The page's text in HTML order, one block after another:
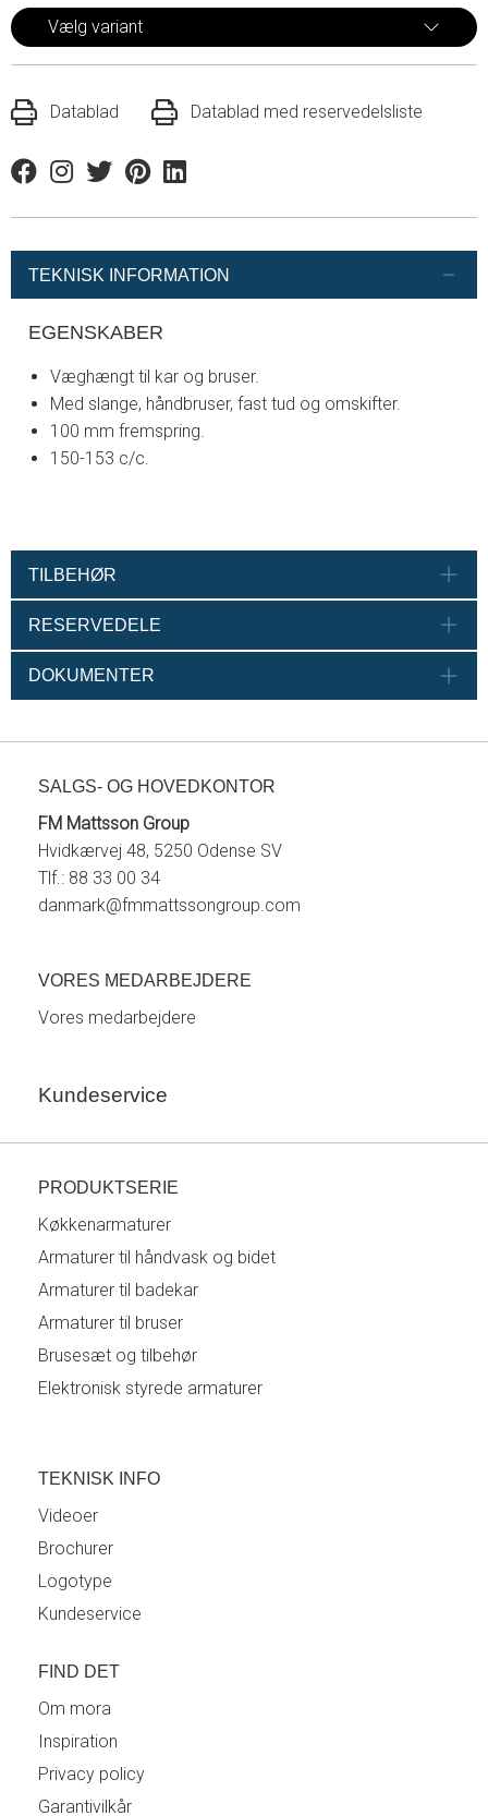
Vælg variant
Datablad Datablad med reservedelsliste
FacebookInstagram
TwitterPinterestLinkedin
TEKNISK INFORMATION
EGENSKABER
Væghængt til kar og bruser.
Med slange, håndbruser, fast tud og omskifter.
100 mm fremspring.
150-153 c/c.
TILBEHØR
RESERVEDELE
DOKUMENTER
SALGS- OG HOVEDKONTOR
FM Mattsson Group
Hvidkærvej 48, 5250 Odense SV
Tlf.: 88 33 00 34
danmark@fmmattssongroup.com
VORES MEDARBEJDERE
Vores medarbejdere
Kundeservice
PRODUKTSERIE
Køkkenarmaturer
Armaturer til håndvask og bidet
Armaturer til badekar
Armaturer til bruser
Brusesæt og tilbehør
Elektronisk styrede armaturer
TEKNISK INFO
Videoer
Brochurer
Logotype
Kundeservice
FIND DET
Om mora
Inspiration
Privacy policy
Garantivilkår